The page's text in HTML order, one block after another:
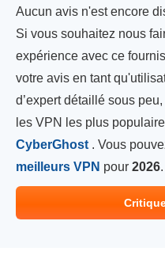
Aucun avis n'est encore
Si vous souhaitez nous
expérience avec ce
votre avis en tant
d’expert détaillé sous
les VPN les plus
CyberGhost . Vous
meilleurs VPN pour 2026.